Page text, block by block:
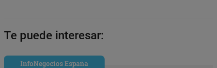
Te puede interesar:
InfoNegocios España